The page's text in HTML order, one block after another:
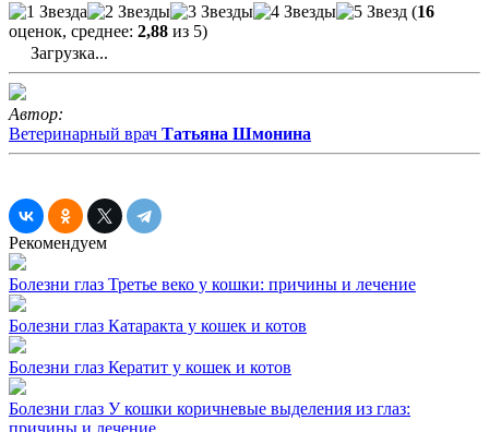
(16
оценок, среднее: 2,88 из 5)
Загрузка...
Автор:
Ветеринарный врач Татьяна Шмонина
Рекомендуем
Болезни глаз Третье веко у кошки: причины и лечение
Болезни глаз Катаракта у кошек и котов
Болезни глаз Кератит у кошек и котов
Болезни глаз У кошки коричневые выделения из глаз:
причины и лечение